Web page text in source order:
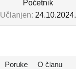
Početnik
Učlanjen 24.10.2024.
Poruke O članu